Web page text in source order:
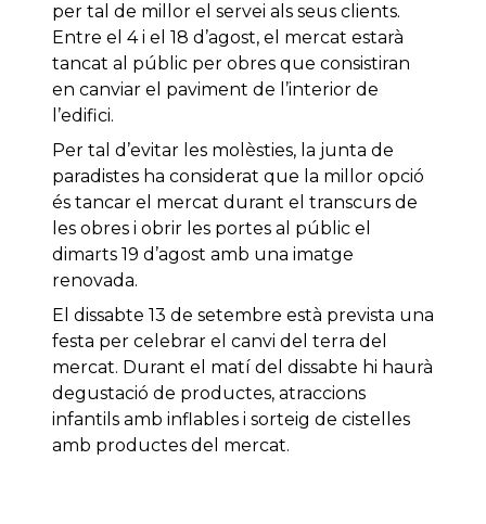
per tal de millor el servei als seus clients.
Entre el 4 i el 18 d’agost, el mercat estarà
tancat al públic per obres que consistiran
en canviar el paviment de l’interior de
l’edifici.
Per tal d’evitar les molèsties, la junta de
paradistes ha considerat que la millor opció
és tancar el mercat durant el transcurs de
les obres i obrir les portes al públic el
dimarts 19 d’agost amb una imatge
renovada.
El dissabte 13 de setembre està prevista una
festa per celebrar el canvi del terra del
mercat. Durant el matí del dissabte hi haurà
degustació de productes, atraccions
infantils amb inflables i sorteig de cistelles
amb productes del mercat.